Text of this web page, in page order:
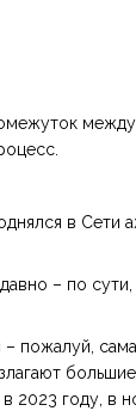
в Сети
– по
пожалуй,
году, в